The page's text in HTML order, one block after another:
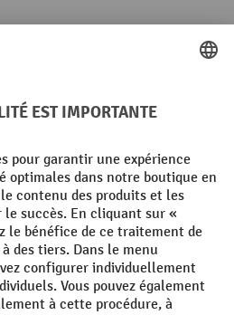
Mentions légales
Politique de cookies
costsand possible delivery charges,
des stocks. La remise ne